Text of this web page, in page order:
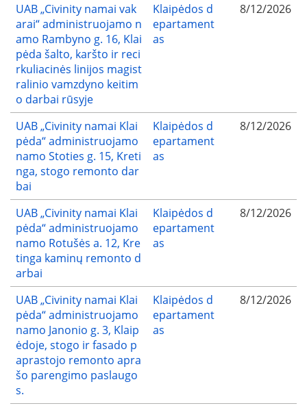
UAB „Civinity namai vak
arai“ administruojamo n
amo Rambyno g. 16, Klai
pėda šalto, karšto ir reci
rkuliacinės linijos magist
ralinio vamzdyno keitim
o darbai rūsyje
Klaipėdos d
epartament
as
8/12/2026
UAB „Civinity namai Klai
pėda“ administruojamo
namo Stoties g. 15, Kreti
nga, stogo remonto dar
bai
Klaipėdos d
epartament
as
8/12/2026
UAB „Civinity namai Klai
pėda“ administruojamo
namo Rotušės a. 12, Kre
tinga kaminų remonto d
arbai
Klaipėdos d
epartament
as
8/12/2026
UAB „Civinity namai Klai
pėda“ administruojamo
namo Janonio g. 3, Klaip
ėdoje, stogo ir fasado p
aprastojo remonto apra
šo parengimo paslaugo
s.
Klaipėdos d
epartament
as
8/12/2026